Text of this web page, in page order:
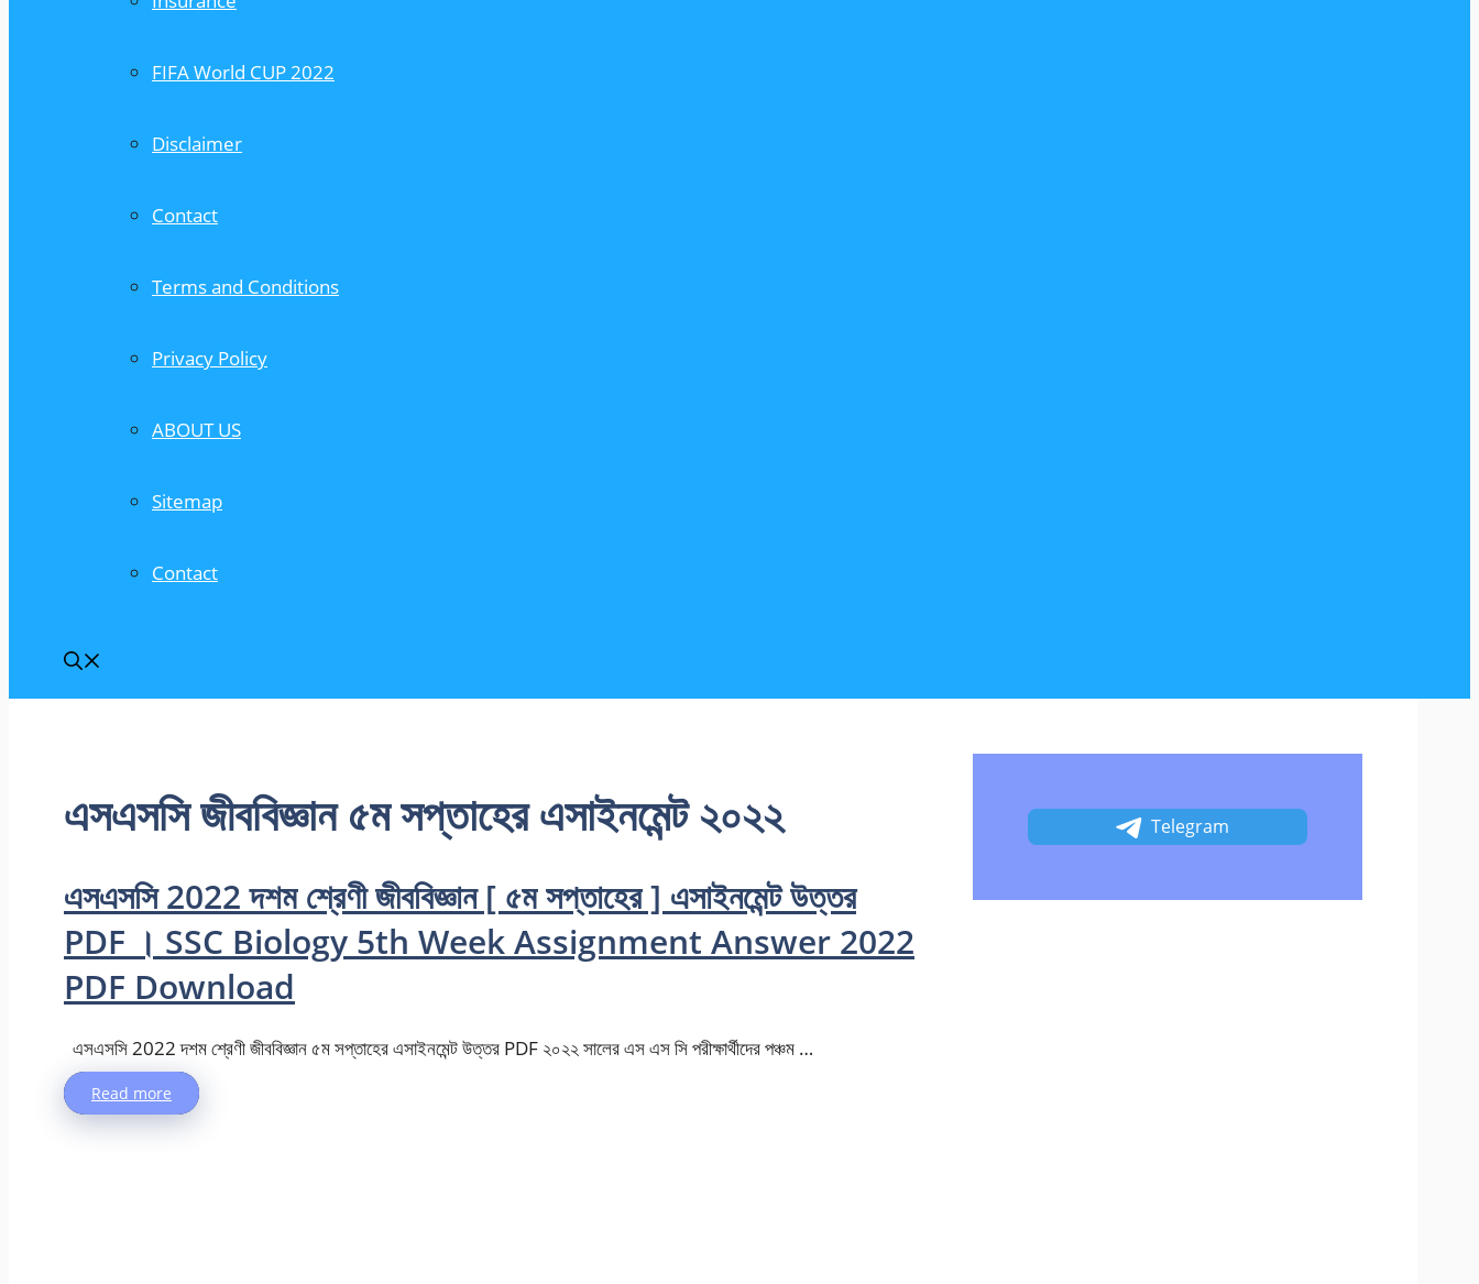
FIFA World CUP 2022
Disclaimer
Contact
Terms and Conditions
Privacy Policy
ABOUT US
Sitemap
Contact
এসএসসি জীববিজ্ঞান ৫ম সপ্তাহের এসাইনমেন্ট ২০২২
এসএসসি 2022 দশম শ্রেণী জীববিজ্ঞান [ ৫ম সপ্তাহের ] এসাইনমেন্ট উত্তর
PDF । SSC Biology 5th Week Assignment Answer 2022
PDF Download
এসএসসি 2022 দশম শ্রেণী জীববিজ্ঞান ৫ম সপ্তাহের এসাইনমেন্ট উত্তর PDF ২০২২ সালের ‍এস এস সি পরীক্ষার্থীদের পঞ্চম …
Read more
Telegram